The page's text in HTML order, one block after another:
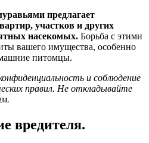
предлагает
участков и других
насекомых. Борьба с этими
вашего имущества, особенно
питомцы.
и соблюдение
правил. Не откладывайте
вредителя.